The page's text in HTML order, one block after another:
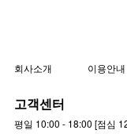
회사소개 이용안내
고객센터
평일 10:00 - 18:00 [점심